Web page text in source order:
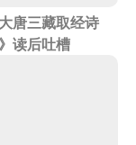
大唐三藏取经诗
读后吐槽